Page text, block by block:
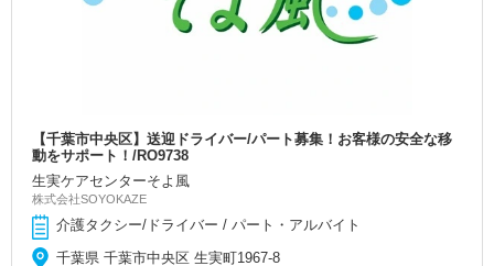
【千葉市中央区】送迎ドライバー/パート募集！お客様の安全な移
動をサポート！/RO9738
生実ケアセンターそよ風
株式会社SOYOKAZE
介護タクシー/ドライバー / パート・アルバイト
千葉県 千葉市中央区 生実町1967-8